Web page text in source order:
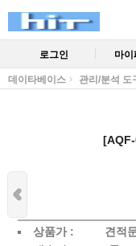
로그인 마이
데이타베이스 관리/분석 도
상품가 :
견적